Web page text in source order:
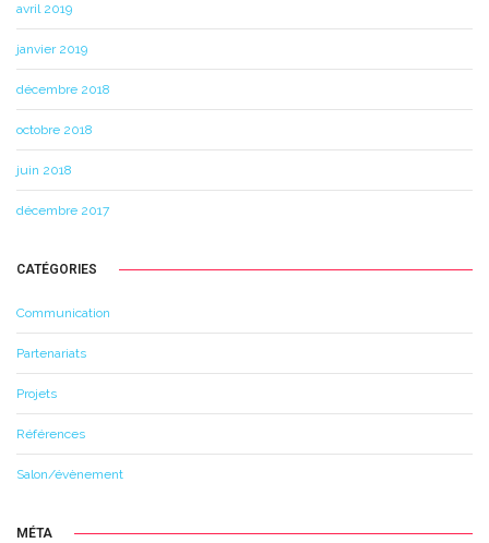
avril 2019
janvier 2019
décembre 2018
octobre 2018
juin 2018
décembre 2017
CATÉGORIES
Communication
Partenariats
Projets
Références
Salon/évènement
MÉTA